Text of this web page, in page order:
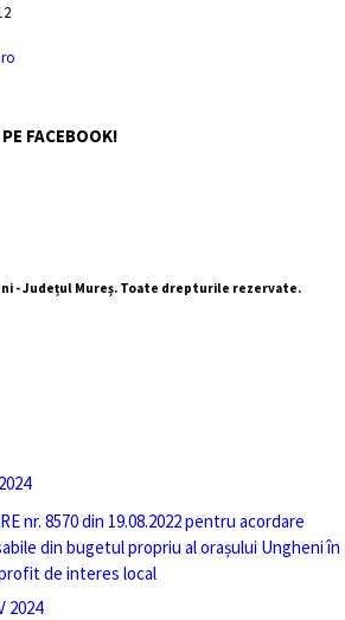
FACEBOOK!
- Județul Mureș. Toate drepturile rezervate.
nr. 8570 din 19.08.2022 pentru acordare
din bugetul propriu al orașului Ungheni în
de interes local
2024